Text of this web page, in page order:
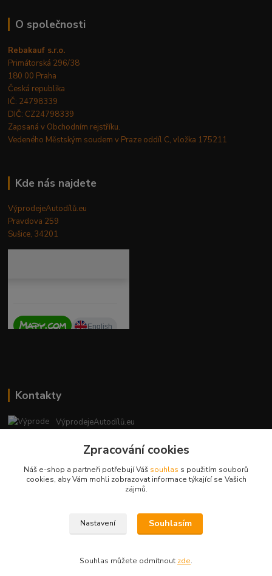
O společnosti
Rebakauf s.r.o.
Primátorská 296/38
180 00 Praha
Česká republika
IČ: 24798339
DIČ: CZ24798339
Zapsaná v Obchodním rejstříku.
Vedeného Městským soudem v Praze oddíl C, vložka 175211
Kde nás najdete
VýprodejeAutodílů.eu
Pravdova 259
Sušice, 34201
Kontakty
VýprodejeAutodílů.eu
(Po-Pá, 9-16 hod.)
vyprodejeautodilu@centrum.cz
Copyright © 2023 - vyprodejeautodilu.eu
Zpracování cookies
Náš e-shop a partneři potřebují Váš souhlas s použitím souborů
cookies, aby Vám mohli zobrazovat informace týkající se Vašich
zájmů.
Nastavení Souhlasím
Souhlas můžete odmítnout zde.